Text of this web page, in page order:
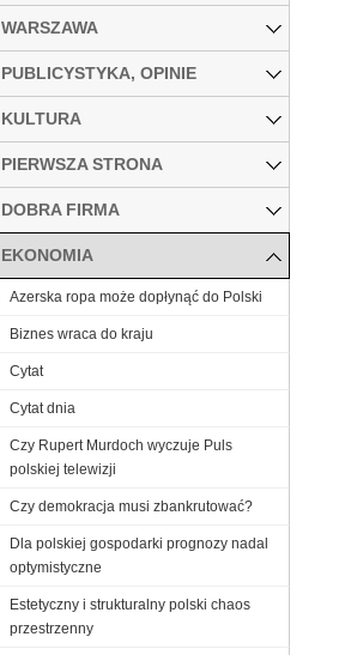
WARSZAWA
PUBLICYSTYKA, OPINIE
KULTURA
PIERWSZA STRONA
DOBRA FIRMA
EKONOMIA
Azerska ropa może dopłynąć do Polski
Biznes wraca do kraju
Cytat
Cytat dnia
Czy Rupert Murdoch wyczuje Puls
polskiej telewizji
Czy demokracja musi zbankrutować?
Dla polskiej gospodarki prognozy nadal
optymistyczne
Estetyczny i strukturalny polski chaos
przestrzenny